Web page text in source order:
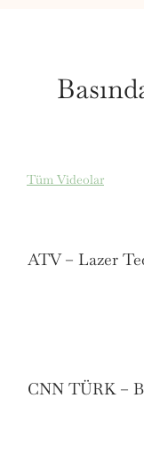
Tüm Videolar
ATV – Lazer
CNN TÜRK –